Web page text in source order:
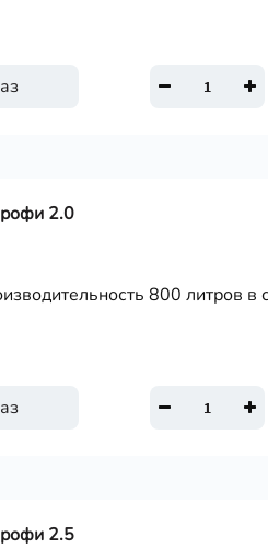
2.0
800 литров в
2.5